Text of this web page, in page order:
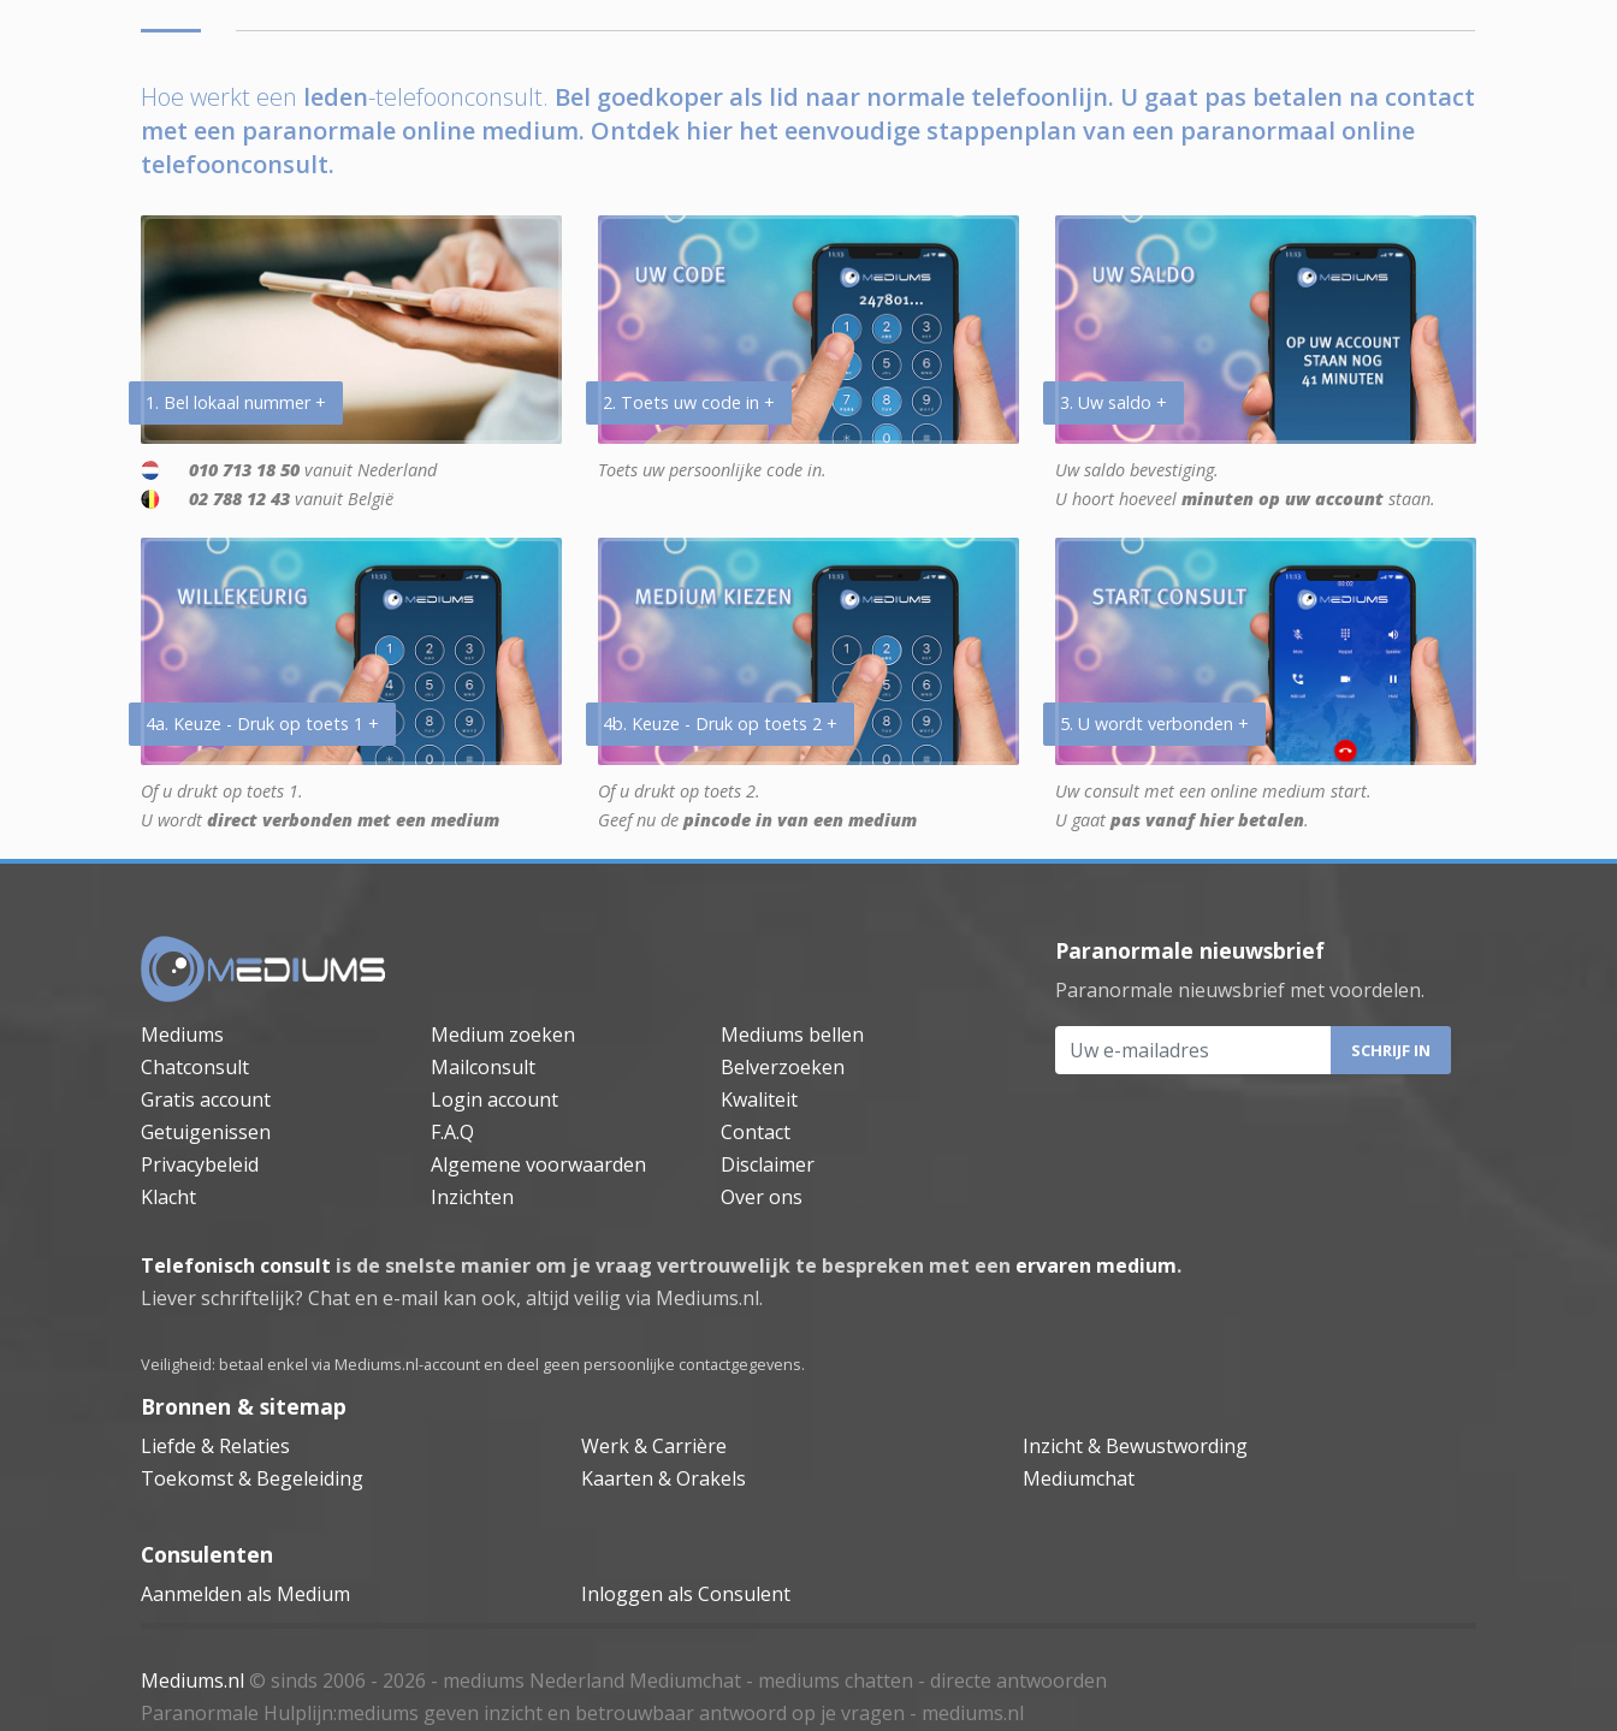
Hoe werkt een leden-telefoonconsult. Bel goedkoper als lid naar normale telefoonlijn. U gaat pas betalen na contact
met een paranormale online medium. Ontdek hier het eenvoudige stappenplan van een paranormaal online
telefoonconsult.
1. Bel lokaal nummer +
010 713 18 50 vanuit Nederland
02 788 12 43 vanuit België
2. Toets uw code in +
Toets uw persoonlijke code in.
3. Uw saldo +
Uw saldo bevestiging.
U hoort hoeveel minuten op uw account staan.
4a. Keuze - Druk op toets 1 +
Of u drukt op toets 1.
U wordt direct verbonden met een medium
4b. Keuze - Druk op toets 2 +
Of u drukt op toets 2.
Geef nu de pincode in van een medium
5. U wordt verbonden +
Uw consult met een online medium start.
U gaat pas vanaf hier betalen.
Mediums Medium zoeken
Mediums bellen
Chatconsult
Mailconsult
Belverzoeken
Gratis account
Login account
Kwaliteit
Getuigenissen
F.A.Q
Contact
Privacybeleid
Algemene voorwaarden
Disclaimer
Klacht
Inzichten Over ons
Paranormale nieuwsbrief
Paranormale nieuwsbrief met voordelen.
Uw e-mailadres
Telefonisch consult is de snelste manier om je vraag vertrouwelijk te bespreken met een ervaren medium.
Liever schriftelijk? Chat en e-mail kan ook, altijd veilig via Mediums.nl.
Veiligheid: betaal enkel via Mediums.nl-account en deel geen persoonlijke contactgegevens.
Bronnen & sitemap
Liefde & Relaties Werk & Carrière
Inzicht & Bewustwording
Toekomst & Begeleiding
Kaarten & Orakels Mediumchat
Consulenten
Aanmelden als Medium Inloggen als Consulent
Mediums.nl © sinds 2006 - 2026 - mediums Nederland Mediumchat - mediums chatten - directe antwoorden
Paranormale Hulplijn:mediums geven inzicht en betrouwbaar antwoord op je vragen - mediums.nl